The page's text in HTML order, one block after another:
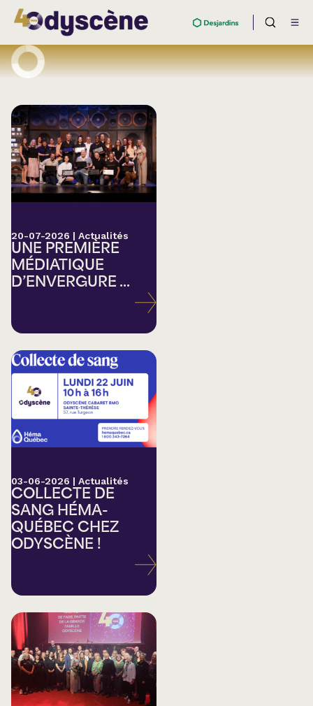
20-07-2026 | Actualités
UNE PREMIÈRE
MÉDIATIQUE
D’ENVERGURE ...
03-06-2026 | Actualités
COLLECTE DE
SANG HÉMA-
QUÉBEC CHEZ
ODYSCÈNE !